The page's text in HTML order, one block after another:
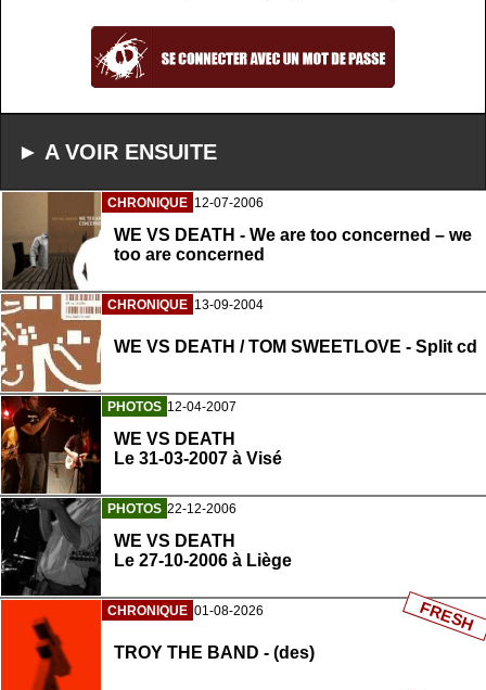
► A VOIR ENSUITE
CHRONIQUE 12-07-2006
WE VS DEATH - We are too concerned – we
too are concerned
CHRONIQUE 13-09-2004
WE VS DEATH / TOM SWEETLOVE - Split cd
PHOTOS 12-04-2007
WE VS DEATH
Le 31-03-2007 à Visé
PHOTOS 22-12-2006
WE VS DEATH
Le 27-10-2006 à Liège
CHRONIQUE 01-08-2026
TROY THE BAND - (des)
FRESH